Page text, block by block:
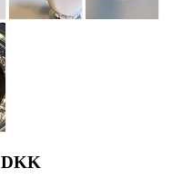
DKK